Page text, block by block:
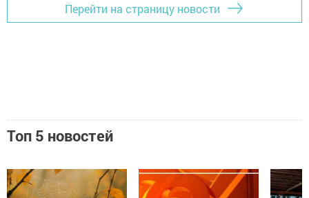
Перейти на страницу новости
Топ 5 новостей